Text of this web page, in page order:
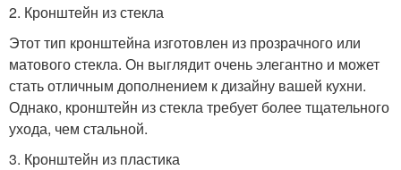
2. Кронштейн из стекла
Этот тип кронштейна изготовлен из прозрачного или
матового стекла. Он выглядит очень элегантно и может
стать отличным дополнением к дизайну вашей кухни.
Однако, кронштейн из стекла требует более тщательного
ухода, чем стальной.
3. Кронштейн из пластика